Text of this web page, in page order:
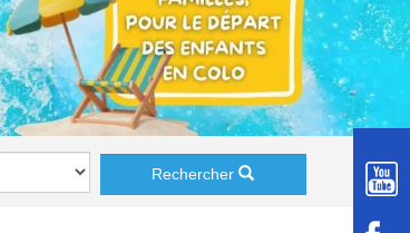
Rechercher